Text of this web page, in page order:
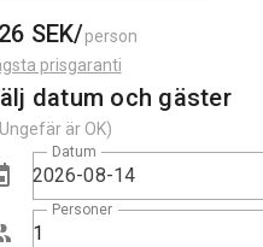
SEK/person
prisgaranti
datum och gäster
är OK)
Datum
Personer